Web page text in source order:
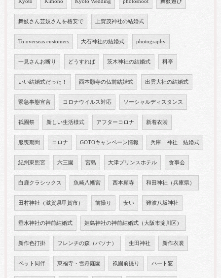
Kyoto Kimono Kyoto Wedding photoshoot 舞妓遊び
舞妓さん芸妓さんを格安で 上賀茂神社の結婚式
To overseas customers 大石神社の結婚式 photography
一見さんお断り どうすれば 茨木神社の結婚式 料亭
いい結婚式だった！ 西本願寺の仏前結婚式 出雲大社の結婚式
緊急事態宣言 コロナウイルス対応 ソーシャルディスタンス
祇園祭 新しい生活様式 アフターコロナ 新着衣裳
服喪期間 コロナ GOTOキャンペーン情報 兵庫 神社 結婚式
紀州東照宮 六三園 宮島 大津プリンスホテル 食事会
白鹿クラシックス 魚崎八幡宮 西本願寺 和田神社（兵庫県）
田村神社（滋賀県甲賀市） 前撮り 安い 難波八坂神社
垂水神社の神前結婚式 姫島神社の神前結婚式（大阪市淀川区）
新作色打掛 フレンチの森（パソナ） 生田神社 新作衣裳
ペット同伴 東福寺・雪舟庭園 祇園前撮り ハート窓